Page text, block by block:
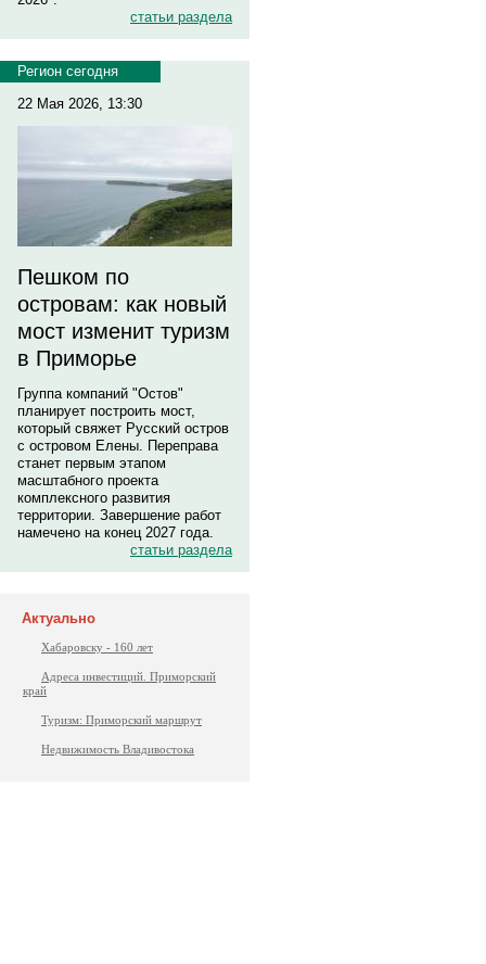
статьи раздела
Регион сегодня
22 Мая 2026, 13:30
Пешком по
островам: как новый
мост изменит туризм
в Приморье
Группа компаний "Остов"
планирует построить мост,
который свяжет Русский остров
с островом Елены. Переправа
станет первым этапом
масштабного проекта
комплексного развития
территории. Завершение работ
намечено на конец 2027 года.
статьи раздела
Актуально
Хабаровску - 160 лет
Адреса инвестиций. Приморский
край
Туризм: Приморский маршрут
Недвижимость Владивостока